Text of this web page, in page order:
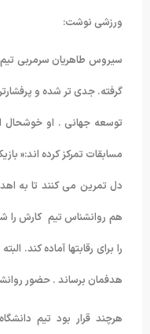
ورزشی نوشت:
سیروس طاهریان سرمربی تیم
توسعه جهانی . او خوشحال
مسابقات تمرکز کرده اند:«
دل تمرین می کنند تا به
هم روانشناس تیم کارش را
هدفمان برساند . حضور
هرچند قرار بود تیم